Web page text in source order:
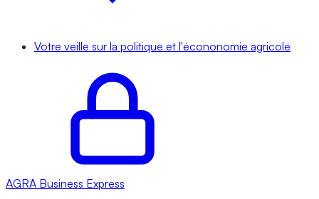
Votre veille sur la politique et l'écononomie agricole
AGRA Business Express